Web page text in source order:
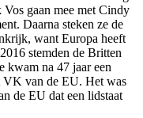
gaan mee met Cindy
Daarna steken ze de
want Europa heeft
stemden de Britten
kwam na 47 jaar een
VK van de EU. Het was
de EU dat een lidstaat